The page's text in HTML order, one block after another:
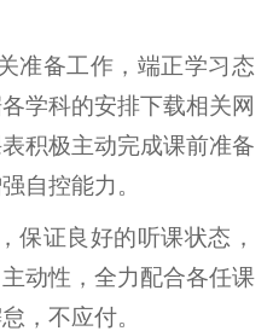
准备工作，端正学习态
学科的安排下载相关网
积极主动完成课前准备
自控能力。
保证良好的听课状态，
动性，全力配合各任课
，不应付。